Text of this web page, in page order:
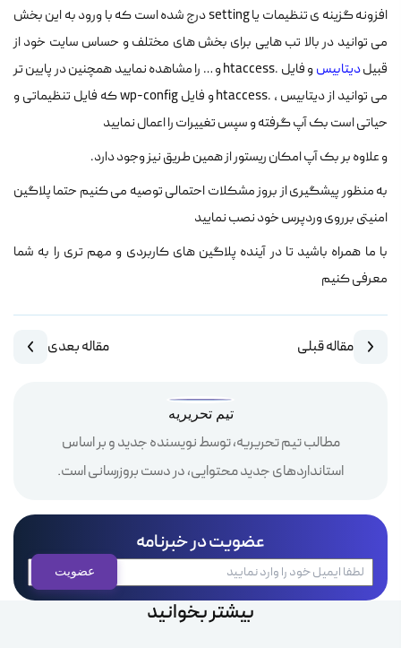
افزونه گزینه ی تنظیمات یا setting درج شده است که با ورود به این بخش
می توانید در بالا تب هایی برای بخش های مختلف و حساس سایت خود از
قبیلدیتابیس
و فایل .htaccess و … را مشاهده نمایید همچنین در پایین تر
می توانید از دیتابیس ، .htaccess و فایل wp-config که فایل تنظیماتی و
حیاتی است بک آپ گرفته و سپس تغییرات را اعمال نمایید
و علاوه بر بک آپ امکان ریستور از همین طریق نیز وجود دارد.
به منظور پیشگیری از بروز مشکلات احتمالی توصیه می کنیم حتما پلاگین
امنیتی برروی وردپرس خود نصب نمایید
با ما همراه باشید تا در آینده پلاگین های کاربردی و مهم تری را به شما
معرفی کنیم
مقاله قبلی مقاله بعدی
تیم تحریریه
مطالب تیم تحریریه، توسط نویسنده جدید و بر اساس
استانداردهای جدید محتوایی، در دست بروزرسانی است.
عضویت در خبرنامه
بیشتر بخوانید